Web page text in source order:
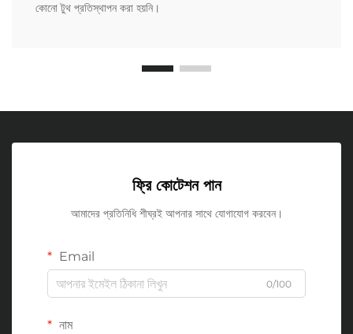
কোনো টুথ প্রতিস্থাপন করা হয়নি।
ফ্রি কোটেশন পান
আমাদের প্রতিনিধি শীঘ্রই আপনার সাথে যোগাযোগ করবেন।
Email
0/100
নাম